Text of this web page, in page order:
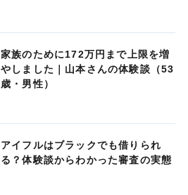
家族のために172万円まで上限を増
やしました｜山本さんの体験談（53
歳・男性）
アイフルはブラックでも借りられ
る？体験談からわかった審査の実態